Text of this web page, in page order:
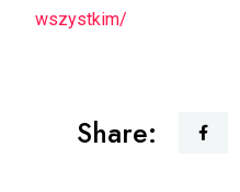
wszystkim/
Share: